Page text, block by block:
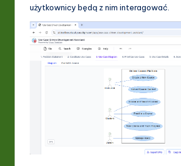
użytkownicy będą z nim interagować.